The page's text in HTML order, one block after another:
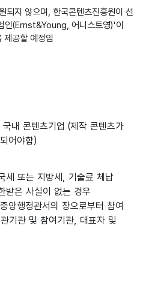
되지 않으며, 한국콘텐츠진흥원이 선
인(Ernst&Young, 어니스트영)'이
제공할 예정임
내 콘텐츠기업 (제작 콘텐츠가
어야함)
세 또는 지방세, 기술료 체납
받은 사실이 없는 경우
앙행정관서의 장으로부터 참여
기관 및 참여기관, 대표자 및